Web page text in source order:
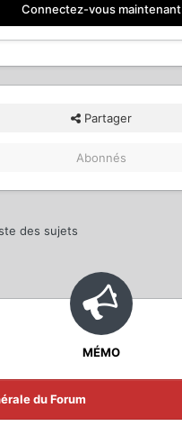
Connectez-vous maintenant
Partager
Abonnés
des sujets
MÉMO
du Forum